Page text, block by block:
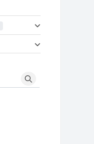
Search courses